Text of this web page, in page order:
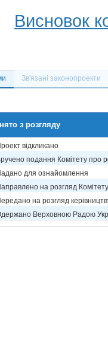
Висновок
Зв'язані законопроекти
з розгляду
відкликано
подання Комітету про
для ознайомлення
на розгляд Комітету
на розгляд
Верховною Радою